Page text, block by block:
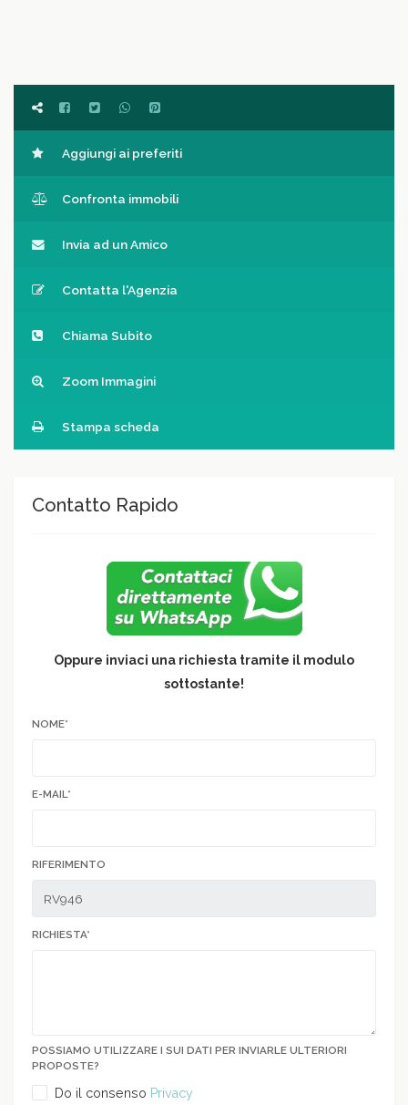
Aggiungi ai preferiti
Confronta immobili
Invia ad un Amico
Contatta l'Agenzia
Chiama Subito
Zoom Immagini
Stampa scheda
Contatto Rapido
Oppure inviaci una richiesta tramite il modulo
sottostante!
NOME*
E-MAIL*
RIFERIMENTO
RICHIESTA*
POSSIAMO UTILIZZARE I SUI DATI PER INVIARLE ULTERIORI
PROPOSTE?
Do il consenso Privacy